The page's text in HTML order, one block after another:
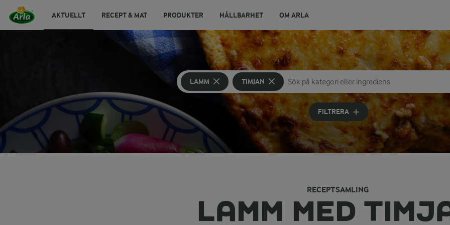
AKTUELLT RECEPT & MAT PRODUKTER HÅLLBARHET OM ARLA
LAMM TIMJAN
Sök på kategori eller ingrediens
Skriv in sökord för att få förslag
FILTRERA
RECEPTSAMLING
LAMM MED